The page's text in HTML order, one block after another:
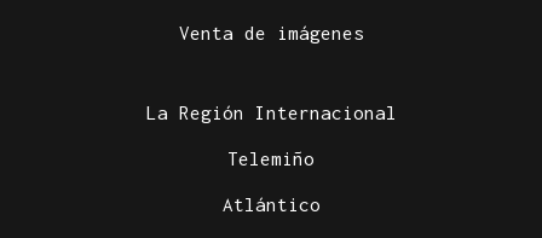
Venta de imágenes
La Región Internacional
Telemiño
Atlántico